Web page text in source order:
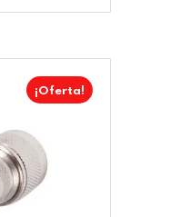
¡Oferta!